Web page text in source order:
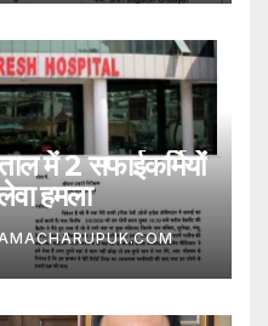
में 2 सफाईकर्मियों
हमला